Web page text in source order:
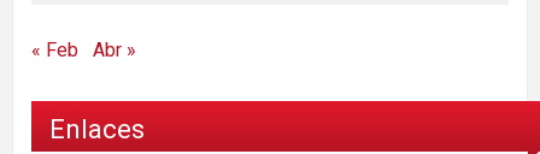
« Feb Abr »
Enlaces